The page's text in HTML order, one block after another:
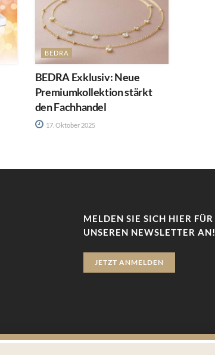
BEDRA
BEDRA Exklusiv: Neue
Premiumkollektion stärkt
den Fachhandel
17. Oktober 2025
MELDEN SIE SICH HIER FÜR
UNSEREN NEWSLETTER AN!
JETZT ANMELDEN